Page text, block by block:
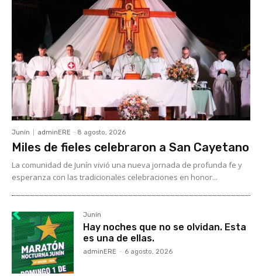
Junín adminERE - 8 agosto, 2026
Miles de fieles celebraron a San Cayetano
La comunidad de Junín vivió una nueva jornada de profunda fe y
esperanza con las tradicionales celebraciones en honor...
Junín
Hay noches que no se olvidan. Esta
es una de ellas.
adminERE - 6 agosto, 2026